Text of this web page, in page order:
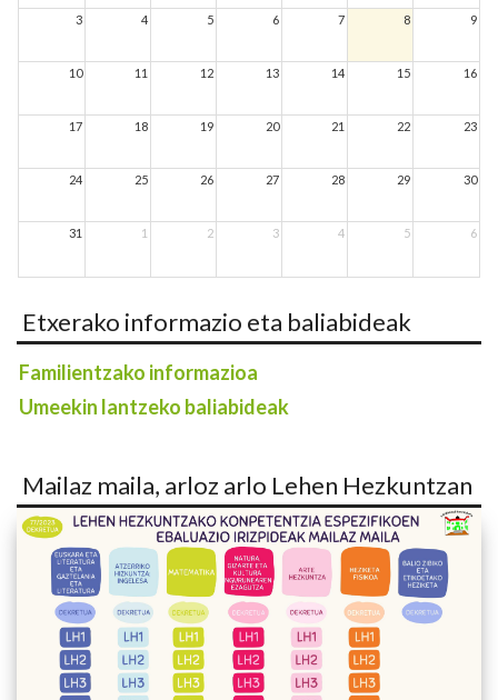
3 4 5 6 7 8 9
10 11 12 13 14 15 16
17 18 19 20 21 22 23
24 25 26 27 28 29 30
31 1 2 3 4 5 6
Etxerako informazio eta baliabideak
Familientzako informazioa
Umeekin lantzeko baliabideak
Mailaz maila, arloz arlo Lehen Hezkuntzan